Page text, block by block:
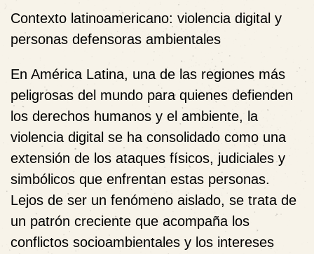
Contexto latinoamericano: violencia digital y
personas defensoras ambientales
En América Latina, una de las regiones más
peligrosas del mundo para quienes defienden
los derechos humanos y el ambiente, la
violencia digital se ha consolidado como una
extensión de los ataques físicos, judiciales y
simbólicos que enfrentan estas personas.
Lejos de ser un fenómeno aislado, se trata de
un patrón creciente que acompaña los
conflictos socioambientales y los intereses